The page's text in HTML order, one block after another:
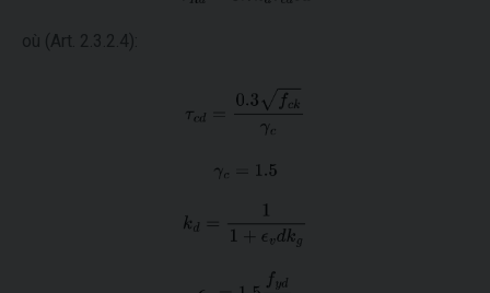
où (Art. 2.3.2.4):